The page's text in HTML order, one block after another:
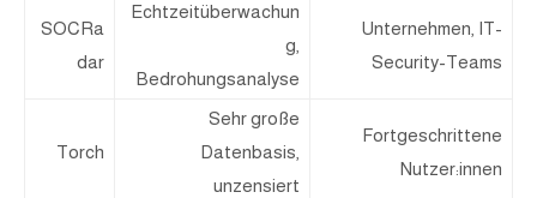
SOCRa
dar
Echtzeitüberwachun
g,
Bedrohungsanalyse
Unternehmen, IT-
Security-Teams
Torch
Sehr große
Datenbasis,
unzensiert
Fortgeschrittene
Nutzer:innen